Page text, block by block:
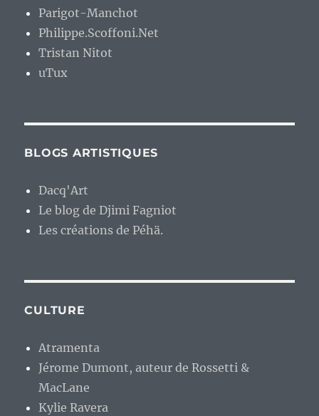
Parigot-Manchot
Philippe.Scoffoni.Net
Tristan Nitot
uTux
BLOGS ARTISTIQUES
Dacq'Art
Le blog de Djimi Fagniot
Les créations de Péhä.
CULTURE
Atramenta
Jérome Dumont, auteur de Rossetti &
MacLane
Kylie Ravera